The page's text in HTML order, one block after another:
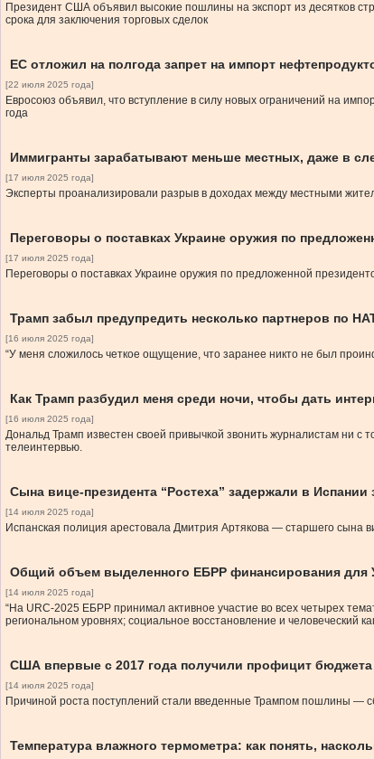
Президент США объявил высокие пошлины на экспорт из десятков
срока для заключения торговых сделок
ЕС отложил на полгода запрет на импорт
[22 июля 2025 года]
Евросоюз объявил, что вступление в силу новых ограничений на
года
Иммигранты зарабатывают меньше местных, даже в
[17 июля 2025 года]
Эксперты проанализировали разрыв в доходах между местными
Переговоры о поставках Украине оружия по
[17 июля 2025 года]
Переговоры о поставках Украине оружия по предложенной
Трамп забыл предупредить несколько партнеров по
[16 июля 2025 года]
“У меня сложилось четкое ощущение, что заранее никто не был
Как Трамп разбудил меня среди ночи, чтобы дать
[16 июля 2025 года]
Дональд Трамп известен своей привычкой звонить журналистам ни
телеинтервью.
Сына вице-президента “Ростеха” задержали в Испании
[14 июля 2025 года]
Испанская полиция арестовала Дмитрия Артякова — старшего сына
Общий объем выделенного ЕБРР финансирования для
[14 июля 2025 года]
“На URC-2025 ЕБРР принимал активное участие во всех четырех
региональном уровнях; социальное восстановление и человеческий
США впервые с 2017 года получили профицит
[14 июля 2025 года]
Причиной роста поступлений стали введенные Трампом пошлины —
Температура влажного термометра: как понять,